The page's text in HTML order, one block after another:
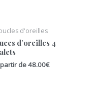
d'oreilles
d’oreilles 4
de48.00€